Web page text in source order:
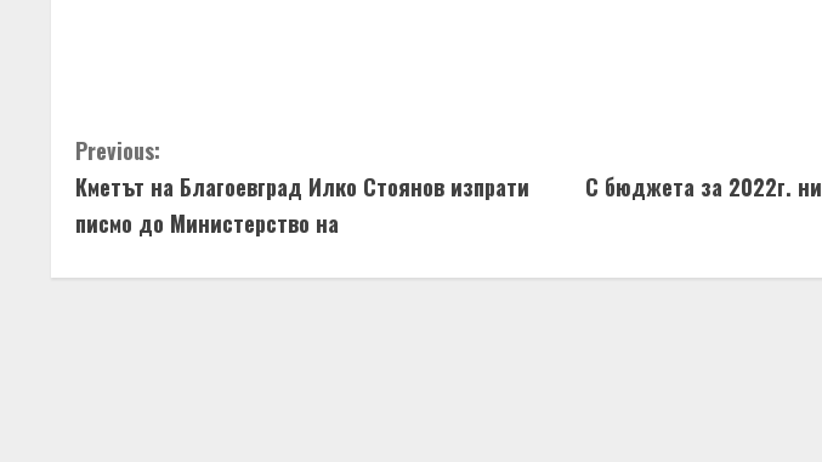
C
o
Previous:
Кметът на Благоевград Илко Стоянов изпрати
писмо до Министерство на
С бюджета за 2022г.